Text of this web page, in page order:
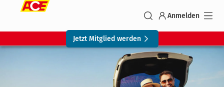
Anmelden
Jetzt Mitglied werden